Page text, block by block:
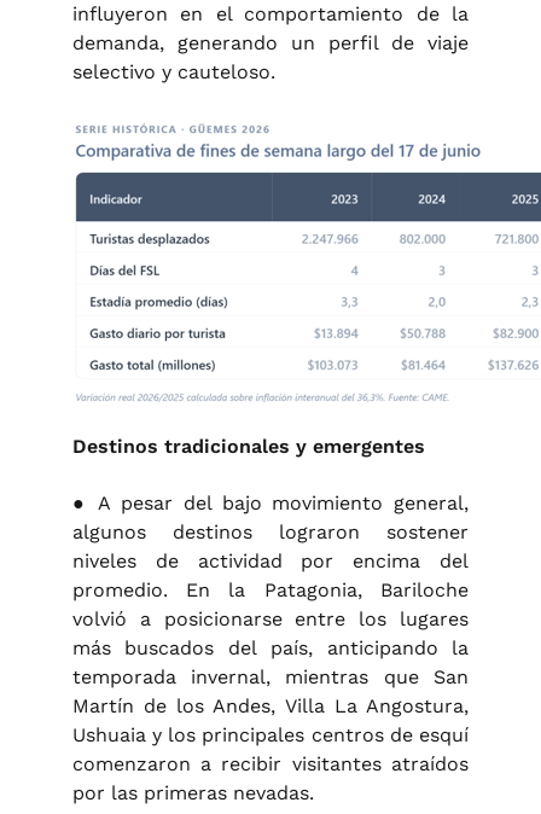
influyeron en el comportamiento de la
demanda, generando un perfil de viaje
selectivo y cauteloso.
Destinos tradicionales y emergentes
● A pesar del bajo movimiento general,
algunos destinos lograron sostener
niveles de actividad por encima del
promedio. En la Patagonia, Bariloche
volvió a posicionarse entre los lugares
más buscados del país, anticipando la
temporada invernal, mientras que San
Martín de los Andes, Villa La Angostura,
Ushuaia y los principales centros de esquí
comenzaron a recibir visitantes atraídos
por las primeras nevadas.